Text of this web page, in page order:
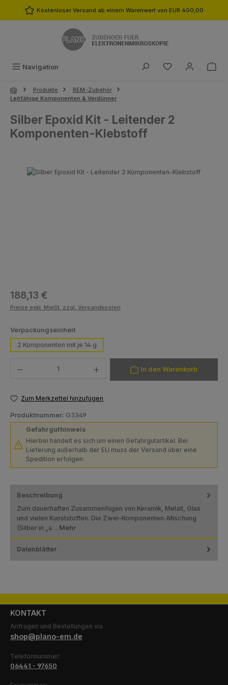
Zum Hauptinhalt springen
Kostenloser Versand ab einem Warenwert von EUR 400,00
Navigation Du hast 0
Produkte
REM-Zubehör
Leitfähige Komponenten & Verdünner
Silber Epoxid Kit - Leitender 2
Komponenten-Klebstoff
Bildergalerie überspringen
Regulärer Preis:
188,13 €
Preise exkl. MwSt. zzgl. Versandkosten
Verpackungseinheitauswählen
2 Komponenten mit je 14 g
In den Warenkorb
Zum Merkzettel hinzufügen
Produktnummer: G3349
Gefahrguthinweis
Hierbei handelt es sich um einen Gefahrgutartikel. Bei
Lieferung außerhalb der EU muss der Versand über eine
Spedition erfolgen.
Beschreibung
Zum dauerhaften Zusammenfügen von Keramik, Metall, Glas
und vielen Kunststoffen. Die Zwei-Komponenten-Mischung
(Silber in „a… Mehr
Datenblätter
KONTAKT
Anfragen und Bestellungen via
shop@plano-em.de
Telefonnummer:
06441 - 97650